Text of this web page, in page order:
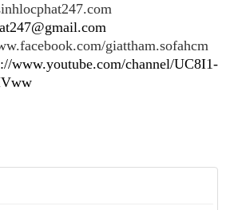
giattham.sofahcm
channel/UC8I1-